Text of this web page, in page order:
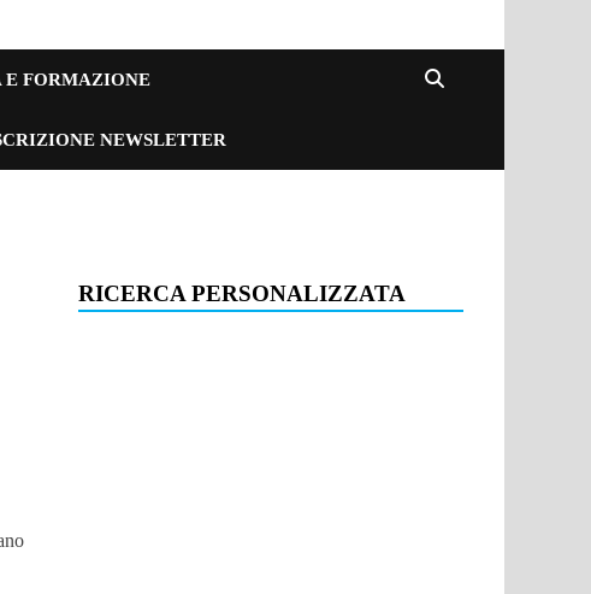
E FORMAZIONE
NEWSLETTER
RICERCA PERSONALIZZATA